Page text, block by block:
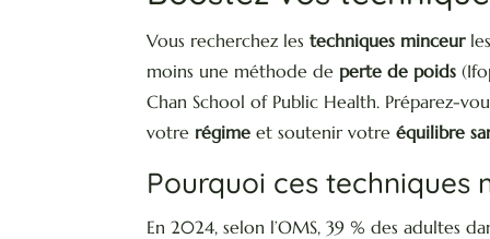
Vous recherchez lestechniques minceur
moins une méthode de perte de poids
Chan School of Public Health. Préparez-
votre régime et soutenir votreéquilibre
Pourquoi ces techniques
En 2024, selon l’OMS, 39 % des adultes